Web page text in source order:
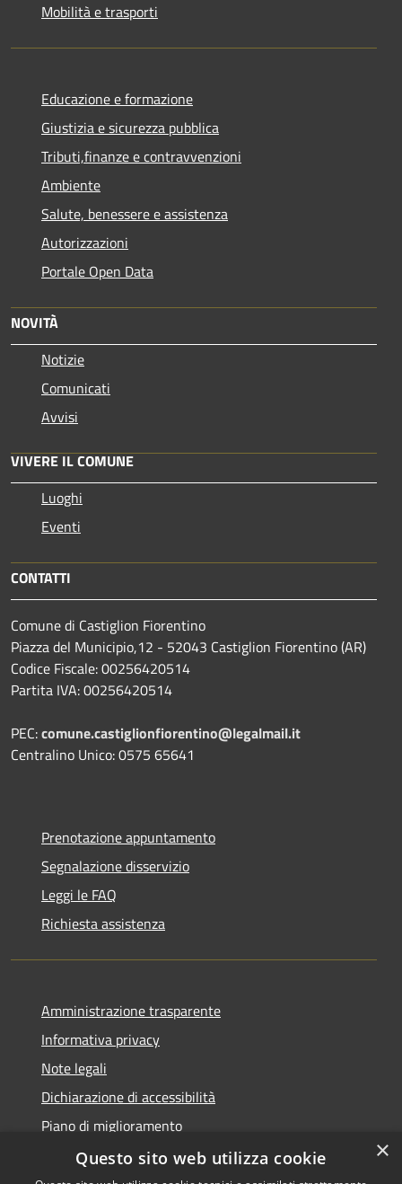
Mobilità e trasporti
Educazione e formazione
Giustizia e sicurezza pubblica
Tributi,finanze e contravvenzioni
Ambiente
Salute, benessere e assistenza
Autorizzazioni
Portale Open Data
NOVITÀ
Notizie
Comunicati
Avvisi
VIVERE IL COMUNE
Luoghi
Eventi
CONTATTI
Comune di Castiglion Fiorentino
Piazza del Municipio,12 - 52043 Castiglion Fiorentino (AR)
Codice Fiscale: 00256420514
Partita IVA: 00256420514
PEC:comune.castiglionfiorentino@legalmail.it
Centralino Unico: 0575 65641
Prenotazione appuntamento
Segnalazione disservizio
Leggi le FAQ
Richiesta assistenza
Amministrazione trasparente
Informativa privacy
Note legali
Dichiarazione di accessibilità
Piano di miglioramento
×
Questo sito web utilizza cookie